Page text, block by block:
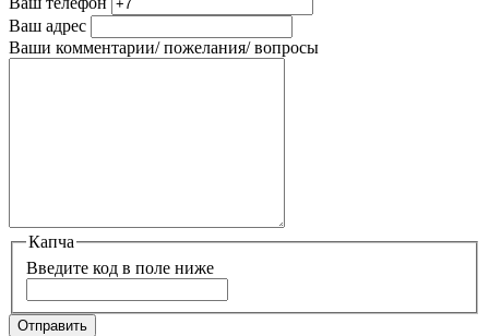
Ваш адрес
Ваши комментарии/ пожелания/ вопросы
Капча
Введите код в поле ниже
Отправить